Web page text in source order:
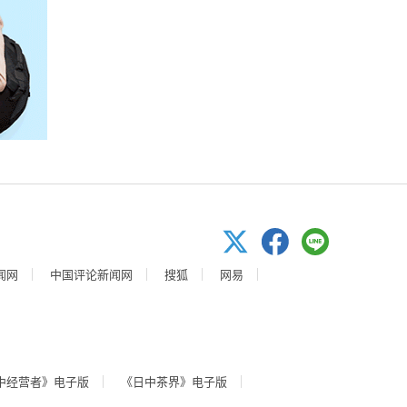
网 中国评论新闻网 搜狐
网易
经营者》电子版 《日中茶界》电子版